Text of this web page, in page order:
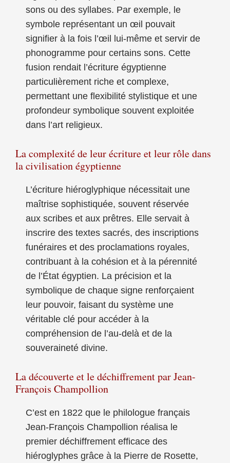
sons ou des syllabes. Par exemple, le
symbole représentant un œil pouvait
signifier à la fois l’œil lui-même et servir de
phonogramme pour certains sons. Cette
fusion rendait l’écriture égyptienne
particulièrement riche et complexe,
permettant une flexibilité stylistique et une
profondeur symbolique souvent exploitée
dans l’art religieux.
La complexité de leur écriture et leur rôle dans
la civilisation égyptienne
L’écriture hiéroglyphique nécessitait une
maîtrise sophistiquée, souvent réservée
aux scribes et aux prêtres. Elle servait à
inscrire des textes sacrés, des inscriptions
funéraires et des proclamations royales,
contribuant à la cohésion et à la pérennité
de l’État égyptien. La précision et la
symbolique de chaque signe renforçaient
leur pouvoir, faisant du système une
véritable clé pour accéder à la
compréhension de l’au-delà et de la
souveraineté divine.
La découverte et le déchiffrement par Jean-
François Champollion
C’est en 1822 que le philologue français
Jean-François Champollion réalisa le
premier déchiffrement efficace des
hiéroglyphes grâce à la Pierre de Rosette,